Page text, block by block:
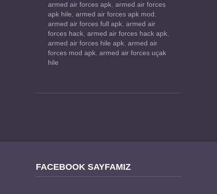
armed air forces apk armed air forces
apk hile armed air forces apk mod
armed air forces full apk armed air
forces hack armed air forces hack apk
armed air forces hile apk armed air
forces mod apk armed air forces uçak
hile
FACEBOOK SAYFAMIZ